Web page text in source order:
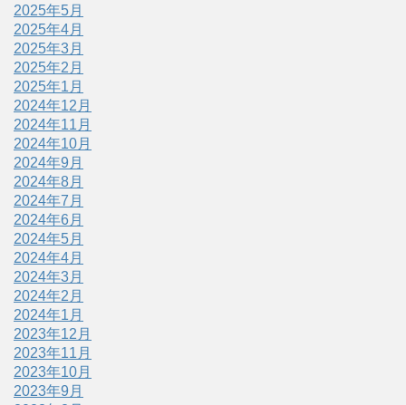
2025年5月
2025年4月
2025年3月
2025年2月
2025年1月
2024年12月
2024年11月
2024年10月
2024年9月
2024年8月
2024年7月
2024年6月
2024年5月
2024年4月
2024年3月
2024年2月
2024年1月
2023年12月
2023年11月
2023年10月
2023年9月